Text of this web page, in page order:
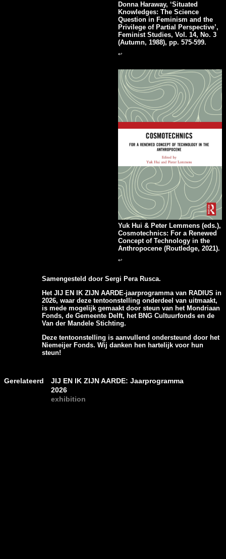
Donna Haraway, ‘Situated
Knowledges: The Science
Question in Feminism and the
Privilege of Partial Perspective’,
Feminist Studies, Vol. 14, No. 3
(Autumn, 1988), pp. 575-599.
↩
Yuk Hui & Peter Lemmens (eds.),
Cosmotechnics: For a Renewed
Concept of Technology in the
Anthropocene (Routledge, 2021).
↩
Samengesteld door Sergi Pera Rusca.
Het JIJ EN IK ZIJN AARDE-jaarprogramma van RADIUS in
2026, waar deze tentoonstelling onderdeel van uitmaakt,
is mede mogelijk gemaakt door steun van het Mondriaan
Fonds, de Gemeente Delft, het BNG Cultuurfonds en de
Van der Mandele Stichting.
Deze tentoonstelling is aanvullend ondersteund door het
Niemeijer Fonds. Wij danken hen hartelijk voor hun
steun!
Gerelateerd
JIJ EN IK ZIJN AARDE: Jaarprogramma
2026
exhibition